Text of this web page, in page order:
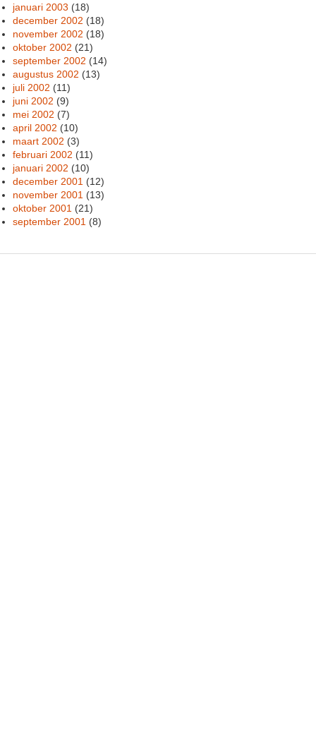
januari 2003 (18)
december 2002 (18)
november 2002 (18)
oktober 2002 (21)
september 2002 (14)
augustus 2002 (13)
juli 2002 (11)
juni 2002 (9)
mei 2002 (7)
april 2002 (10)
maart 2002 (3)
februari 2002 (11)
januari 2002 (10)
december 2001 (12)
november 2001 (13)
oktober 2001 (21)
september 2001 (8)